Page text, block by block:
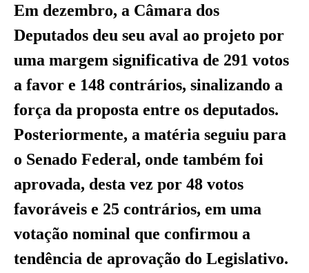
Em dezembro, a Câmara dos
Deputados deu seu aval ao projeto por
uma margem significativa de 291 votos
a favor e 148 contrários, sinalizando a
força da proposta entre os deputados.
Posteriormente, a matéria seguiu para
o Senado Federal, onde também foi
aprovada, desta vez por 48 votos
favoráveis e 25 contrários, em uma
votação nominal que confirmou a
tendência de aprovação do Legislativo.